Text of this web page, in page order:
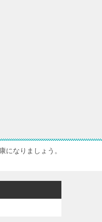
になりましょう。